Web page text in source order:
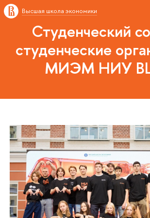
Высшая школа экономики
Студенческий
студенческие
МИЭМ НИУ